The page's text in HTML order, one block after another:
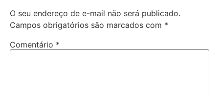
O seu endereço de e-mail não será publicado.
Campos obrigatórios são marcados com *
Comentário *